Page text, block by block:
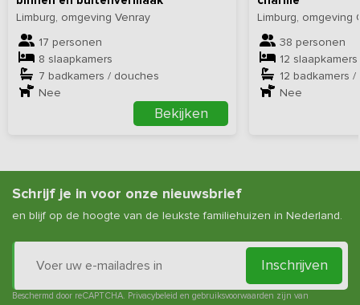
Limburg, omgeving Venray
17 personen
8 slaapkamers
7 badkamers / douches
Nee
Bekijken
Limburg, omgeving
38 personen
12 slaapkamers
12 badkamers
Nee
Schrijf je in voor onze nieuwsbrief
en blijf op de hoogte van de leukste familiehuizen in Nederland.
Inschrijven
Beschermd door reCAPTCHA. Privacybeleid en gebruiksvoorwaarden zijn van